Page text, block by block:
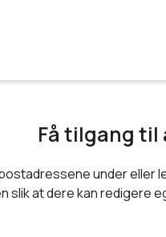
Få tilgang til
under eller
slik at dere kan redigere